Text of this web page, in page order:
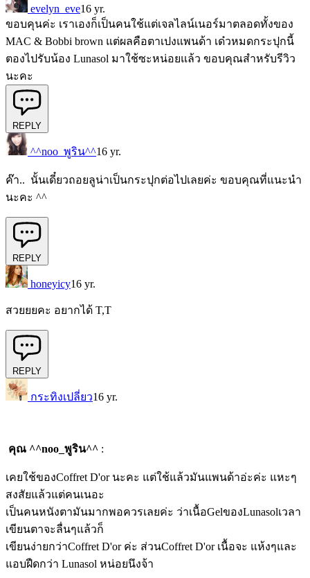
evelyn_eve16 yr.
ขอบคุนค่ะ เราเองก็เป็นคนใช้แต่เจลไลน์เนอร์มาตลอดทั้งของ
MAC & Bobbi brown แต่ผลคือตาเปงแพนด้า เด๋วหมดกระปุกนี้
ตองไปรับน้อง Lunasol มาใช้ซะหน่อยแล้ว ขอบคุณสำหรับรีวิว
นะคะ
REPLY
^^noo_พูริน^^16 yr.
ค๊า.. นั้นเดี๋ยวถอยลูน่าเป็นกระปุกต่อไปเลยค่ะ ขอบคุณที่แนะนำ
นะคะ ^^
REPLY
honeyicy16 yr.
สวยยยคะ อยากได้ T,T
REPLY
กระทิงเปลี่ยว16 yr.
คุณ ^^noo_พูริน^^ :
เคยใช้ของCoffret D'or นะคะ แต่ใช้แล้วมันแพนด้าอ่ะค่ะ แหะๆ
สงสัยแล้วแต่คนเนอะ
เป็นคนหนังตามันมากพอควรเลยค่ะ ว่าเนื้อGelของLunasolเวลา
เขียนตาจะลื่นๆแล้วก็
เขียนง่ายกว่าCoffret D'or ค่ะ ส่วนCoffret D'or เนื้อจะ แห้งๆและ
แอบฝืดกว่า Lunasol หน่อยนึงจ้า